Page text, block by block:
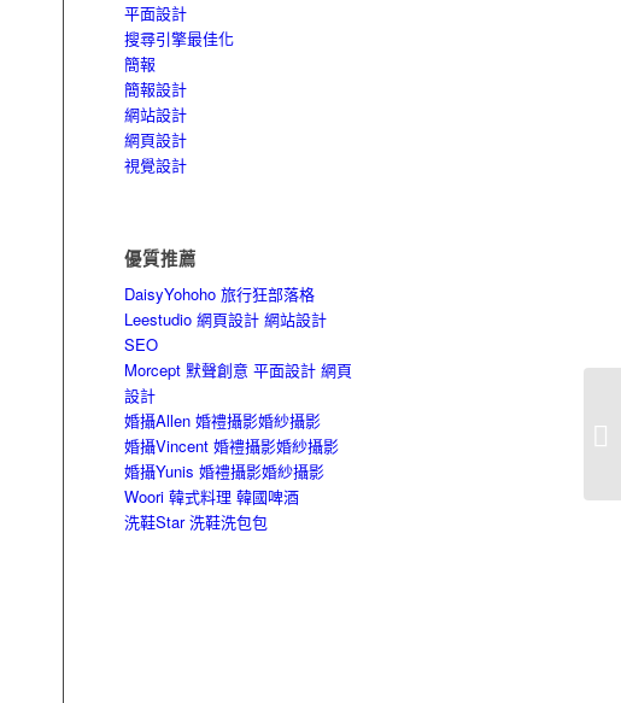
平面設計
搜尋引擎最佳化
簡報
簡報設計
網站設計
網頁設計
視覺設計
優質推薦
DaisyYohoho 旅行狂部落格
Leestudio 網頁設計 網站設計
SEO
Morcept 默聲創意 平面設計 網頁
設計
婚攝Allen 婚禮攝影婚紗攝影
婚攝Vincent 婚禮攝影婚紗攝影
婚攝Yunis 婚禮攝影婚紗攝影
Woori 韓式料理 韓國啤酒
洗鞋Star 洗鞋洗包包